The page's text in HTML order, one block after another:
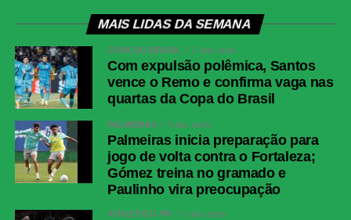
MAIS LIDAS DA SEMANA
COPA DO BRASIL 2 dias atrás
Com expulsão polêmica, Santos
vence o Remo e confirma vaga nas
quartas da Copa do Brasil
PALMEIRAS 3 dias atrás
Palmeiras inicia preparação para
jogo de volta contra o Fortaleza;
Gómez treina no gramado e
Paulinho vira preocupação
ATHLETICO-PR 3 dias atrás